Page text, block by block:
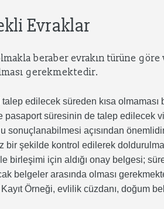
Evraklar
beraber evrakın türüne göre
gerekmektedir.
edilecek süreden kısa olmaması
pasaport süresinin de talep edilecek
sonuçlanabilmesi açısından
şekilde kontrol edilerek
birleşimi için aldığı onay belgesi;
belgeler arasında olması
Örneği, evlilik cüzdanı, doğum